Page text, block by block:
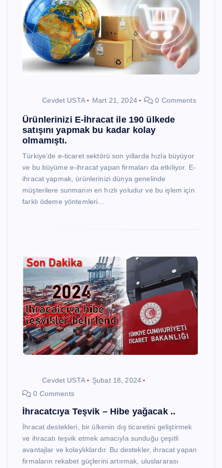
Cevdet USTA Mart 21, 2024 0 Comments
Ürünlerinizi E-İhracat ile 190 ülkede
satışını yapmak bu kadar kolay
olmamıştı.
Türkiye’de e-ticaret sektörü son yıllarda hızla büyüyor
ve bu büyüme e-ihracat yapan firmaları da etkiliyor. E-
ihracat yapmak, ürünlerinizi dünya genelinde
müşterilere sunmanın en hızlı yoludur ve bu işlem için
farklı ödeme yöntemleri…
Cevdet USTA
Şubat 18, 2024
0 Comments
İhracatcıya Teşvik – Hibe yağacak ..
İhracat destekleri, bir ülkenin dış ticaretini geliştirmek
ve ihracatı teşvik etmek amacıyla sunduğu çeşitli
avantajlar ve kolaylıklardır. Bu destekler, ihracat yapan
firmaların rekabet güçlerini artırmak, uluslararası